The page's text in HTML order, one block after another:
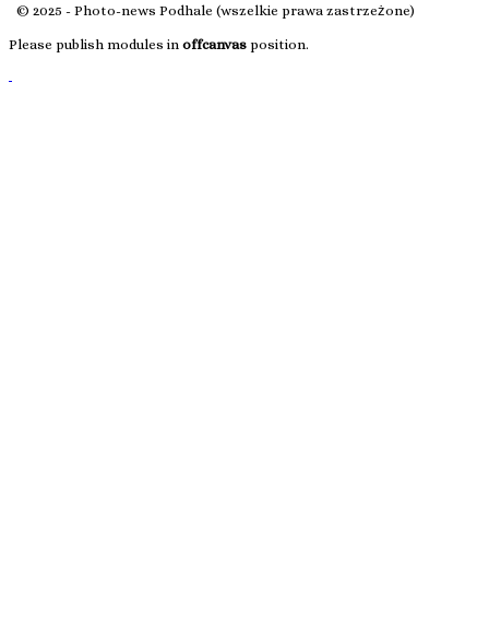
© 2025 - Photo-news Podhale (wszelkie prawa zastrzeżone)
Please publish modules in offcanvas position.